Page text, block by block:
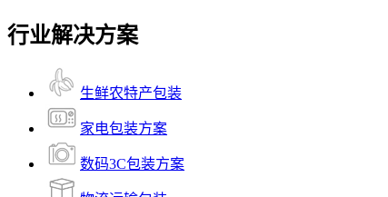
行业解决方案
生鲜农特产包装
家电包装方案
数码3C包装方案